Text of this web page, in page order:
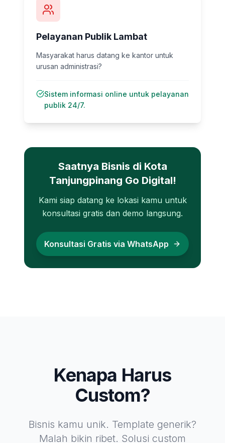
Pelayanan Publik Lambat
Masyarakat harus datang ke kantor untuk
urusan administrasi?
Sistem informasi online untuk pelayanan
publik 24/7.
Saatnya Bisnis di Kota
Tanjungpinang Go Digital!
Kami siap datang ke lokasi kamu untuk
konsultasi gratis dan demo langsung.
Konsultasi Gratis via WhatsApp
Kenapa Harus
Custom?
Bisnis kamu unik. Template generik?
Malah bikin ribet. Solusi custom